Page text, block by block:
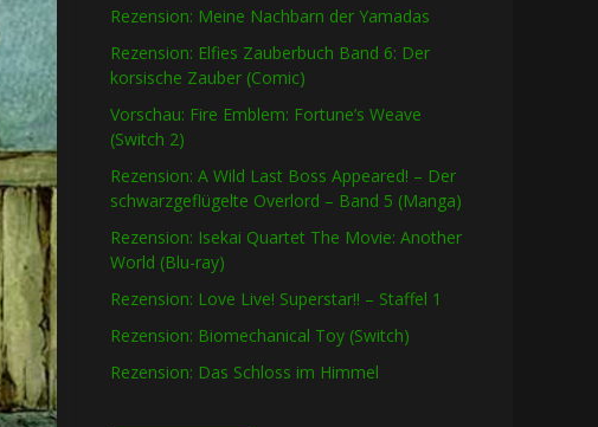
Rezension: Meine Nachbarn der Yamadas
Rezension: Elfies Zauberbuch Band 6: Der
korsische Zauber (Comic)
Vorschau: Fire Emblem: Fortune’s Weave
(Switch 2)
Rezension: A Wild Last Boss Appeared! – Der
schwarzgeflügelte Overlord – Band 5 (Manga)
Rezension: Isekai Quartet The Movie: Another
World (Blu-ray)
Rezension: Love Live! Superstar!! – Staffel 1
Rezension: Biomechanical Toy (Switch)
Rezension: Das Schloss im Himmel